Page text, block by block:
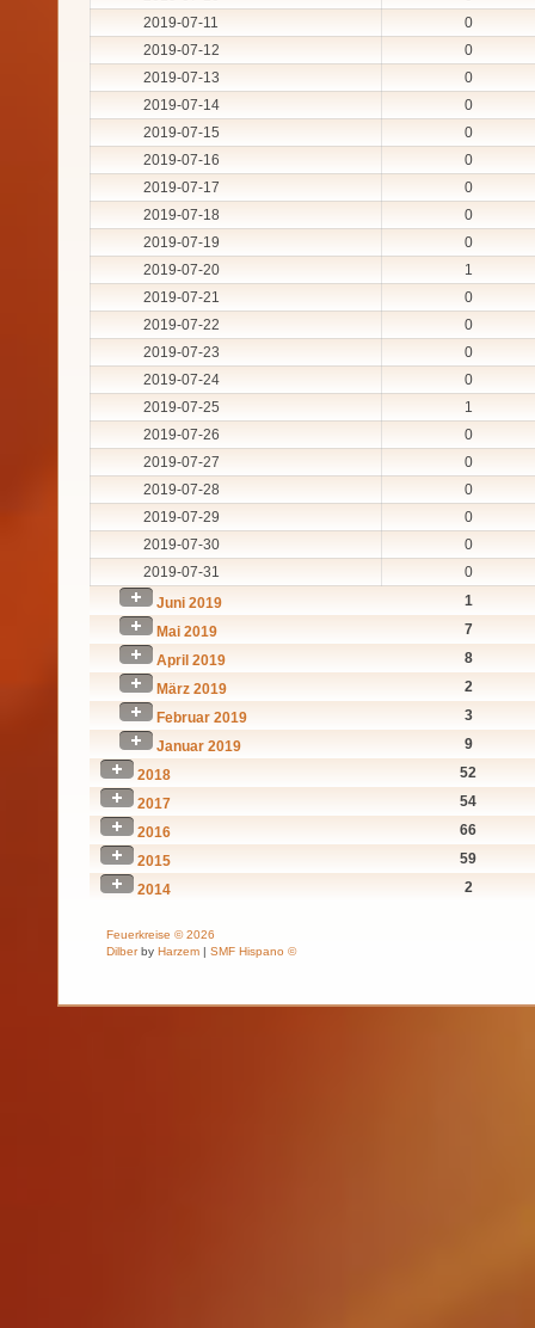
2019-07-11
0
2019-07-12
0
2019-07-13
0
2019-07-14
0
2019-07-15
0
2019-07-16
0
2019-07-17
0
2019-07-18
0
2019-07-19
0
2019-07-20
1
2019-07-21
0
2019-07-22
0
2019-07-23
0
2019-07-24
0
2019-07-25
1
2019-07-26
0
2019-07-27
0
2019-07-28
0
2019-07-29
0
2019-07-30
0
2019-07-31
0
Juni 2019
1
Mai 2019
7
April 2019
8
März 2019
2
Februar 2019
3
Januar 2019
9
2018
52
2017
54
2016
66
2015
59
2014
2
Feuerkreise © 2026
Dilberby Harzem SMF Hispano ©